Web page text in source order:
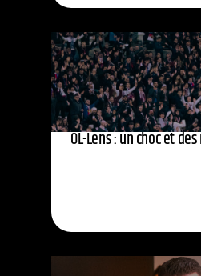
OL-Lens : un choc et